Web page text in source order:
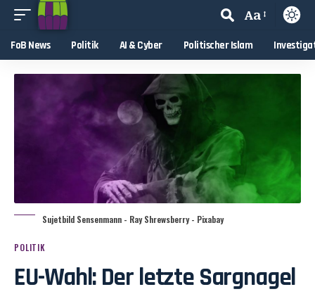
Aa
FoB News Politik AI & Cyber Politischer Islam
Sujetbild Sensenmann - Ray Shrewsberry - Pixabay
POLITIK
EU-Wahl: Der letzte Sargnagel